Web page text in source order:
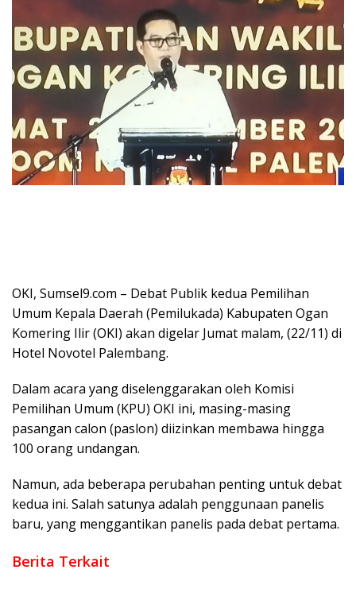
OKI, Sumsel9.com – Debat Publik kedua Pemilihan
Umum Kepala Daerah (Pemilukada) Kabupaten Ogan
Komering Ilir (OKI) akan digelar Jumat malam, (22/11) di
Hotel Novotel Palembang.
Dalam acara yang diselenggarakan oleh Komisi
Pemilihan Umum (KPU) OKI ini, masing-masing
pasangan calon (paslon) diizinkan membawa hingga
100 orang undangan.
Namun, ada beberapa perubahan penting untuk debat
kedua ini. Salah satunya adalah penggunaan panelis
baru, yang menggantikan panelis pada debat pertama.
Berita Terkait